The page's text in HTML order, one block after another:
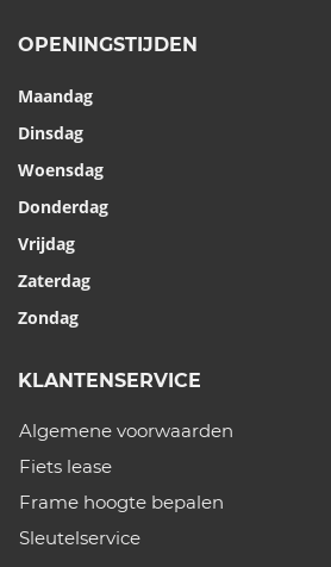
OPENINGSTIJDEN
Maandag
Dinsdag
Woensdag
Donderdag
Vrijdag
Zaterdag
Zondag
KLANTENSERVICE
Algemene voorwaarden
Fiets lease
Frame hoogte bepalen
Sleutelservice